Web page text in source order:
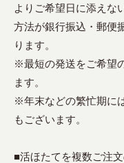
よりご希望日に添えな
方法が銀行振込・郵便
ります。
※最短の発送をご希望
ます。
※年末などの繁忙期に
もございます。
■活ほたてを複数ご注